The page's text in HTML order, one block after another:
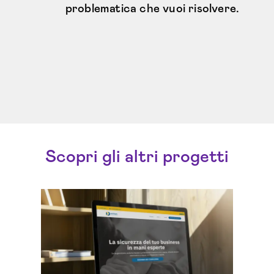
problematica che vuoi risolvere.
Scopri gli altri progetti
Trasformare la consulenza
assicurativa in una